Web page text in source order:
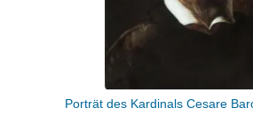
Porträt des Kardinals Cesare